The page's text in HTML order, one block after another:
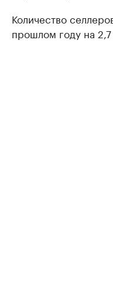
Количество
прошлом году на